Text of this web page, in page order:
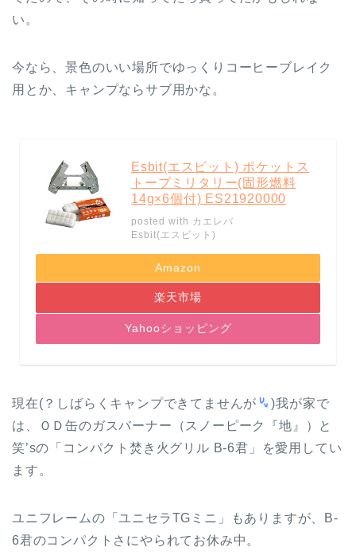
い。
今なら、景色のいい場所でゆっくりコーヒーブレイク
用とか、キャンプならサブ用かな。
Esbit(エスビット) ポケットス
トーブミリタリー(固形燃料
14g×6個付) ES21920000
posted with カエレバ
Esbit(エスビット)
Amazon
楽天市場
Yahooショッピング
現在(？しばらくキャンプできてませんが
)我が家で
は、ＯＤ缶のガスバーナー（スノーピーク『地』）と
笑’sの「コンパクト焚き火グリル B-6君」を愛用してい
ます。
ユニフレームの「ユニセラTGミニ」もありますが、B-
6君のコンパクトさにやられてお休み中。